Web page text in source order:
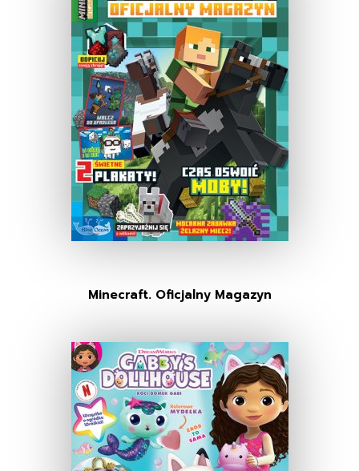
Minecraft. Oficjalny Magazyn